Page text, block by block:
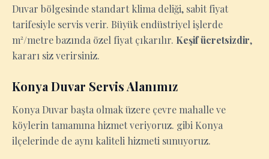
Duvar bölgesinde standart klima deliği, sabit fiyat
tarifesiyle servis verir. Büyük endüstriyel işlerde
m²/metre bazında özel fiyat çıkarılır. Keşif ücretsizdir,
kararı siz verirsiniz.
Konya Duvar Servis Alanımız
Konya Duvar başta olmak üzere çevre mahalle ve
köylerin tamamına hizmet veriyoruz. gibi Konya
ilçelerinde de aynı kaliteli hizmeti sunuyoruz.